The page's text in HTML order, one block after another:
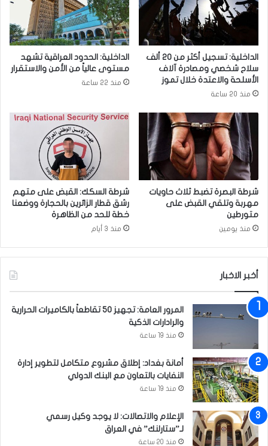
مم
ل
ا
ك
ج
ي
ة
الداخلية: تسجيل أكثر من 20 ألف
سلاح شخصي ومصادرة آلاف
الأسلحة والاعتدة خلال تموز
منذ 20 ساعة
الداخلية: الحدود العراقية تشهد
مستوى عالياً من الأمن والاستقرار
منذ 22 ساعة
شرطة البصرة تضبط ثلاث حاويات
مهربة وتلقي القبض على
متورطين
منذ يومين
شرطة السكك: القبض على متهم
رشق قطار الزائرين بالحجارة ووضعنا
خطة للحد من الظاهرة
منذ 3 أيام
أخبر الاخبار
المرور العامة: تجهيز 50 تقاطعاً بالكاميرات الحرارية
والرادارات الذكية
منذ 19 ساعة
أمانة بغداد: إطلاق مشروع متكامل لتطوير إدارة
النفايات بالتعاون مع البنك الدولي
منذ 19 ساعة
الإعلام والاتصالات: لا يوجد وكيل رسمي
لـ”ستارلنك” في العراق
منذ 20 ساعة